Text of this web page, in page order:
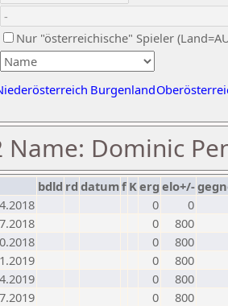
Nur "österreichische" Spieler
Burgenland
Name: Dominic
bdld rd datumf Kerg elo+/-
0
0
0
800
0
800
0
800
0
800
0
800